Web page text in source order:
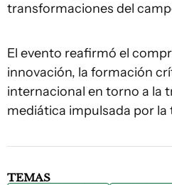
transformaciones del
El evento reafirmó el
innovación, la formación
internacional en torno a la
mediática impulsada por la
TEMAS